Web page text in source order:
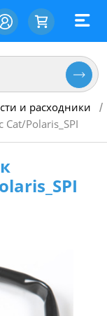
и расходники
/
Polaris_SPI